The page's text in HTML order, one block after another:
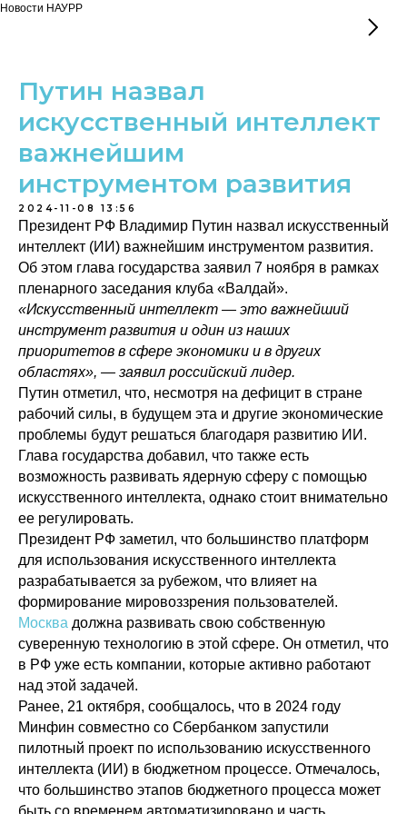
Новости НАУРР
Путин назвал
искусственный интеллект
важнейшим
инструментом развития
2024-11-08 13:56
Президент РФ Владимир Путин назвал искусственный
интеллект (ИИ) важнейшим инструментом развития.
Об этом глава государства заявил 7 ноября в рамках
пленарного заседания клуба «Валдай».
«Искусственный интеллект — это важнейший
инструмент развития и один из наших
приоритетов в сфере экономики и в других
областях», — заявил российский лидер.
Путин отметил, что, несмотря на дефицит в стране
рабочий силы, в будущем эта и другие экономические
проблемы будут решаться благодаря развитию ИИ.
Глава государства добавил, что также есть
возможность развивать ядерную сферу с помощью
искусственного интеллекта, однако стоит внимательно
ее регулировать.
Президент РФ заметил, что большинство платформ
для использования искусственного интеллекта
разрабатывается за рубежом, что влияет на
формирование мировоззрения пользователей.
Москва должна развивать свою собственную
суверенную технологию в этой сфере. Он отметил, что
в РФ уже есть компании, которые активно работают
над этой задачей.
Ранее, 21 октября, сообщалось, что в 2024 году
Минфин совместно со Сбербанком запустили
пилотный проект по использованию искусственного
интеллекта (ИИ) в бюджетном процессе. Отмечалось,
что большинство этапов бюджетного процесса может
быть со временем автоматизировано и часть